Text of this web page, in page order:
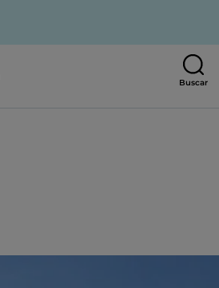
Buscar